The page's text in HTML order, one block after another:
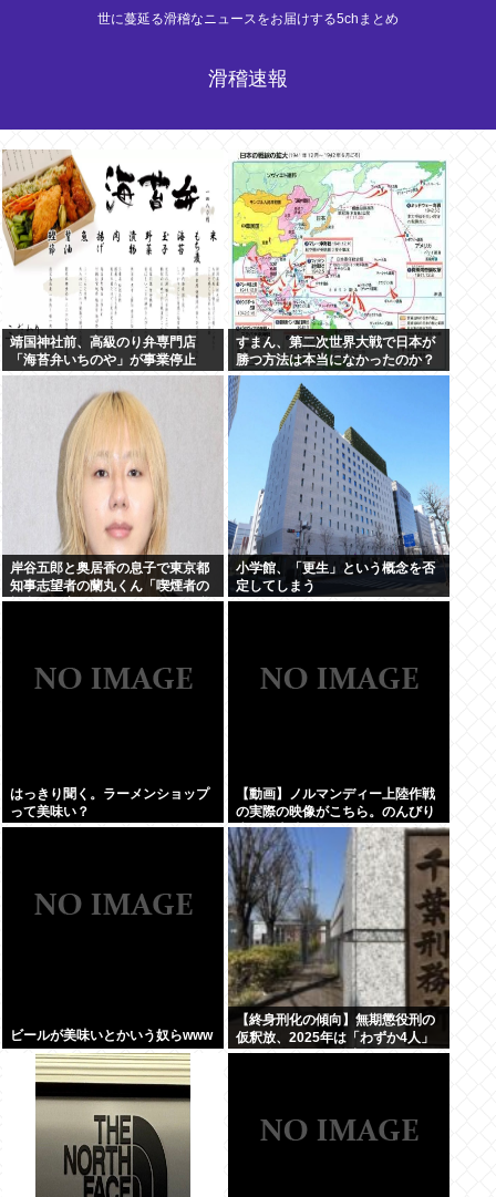
世に蔓延る滑稽なニュースをお届けする5chまとめ
滑稽速報
靖国神社前、高級のり弁専門店
「海苔弁いちのや」が事業停止
すまん、第二次世界大戦で日本が
勝つ方法は本当になかったのか？
岸谷五郎と奥居香の息子で東京都
知事志望者の蘭丸くん「喫煙者の
権利が侵害されてる。俺たちの税
小学館、「更生」という概念を否
定してしまう
はっきり聞く。ラーメンショップ
って美味い？
【動画】ノルマンディー上陸作戦
の実際の映像がこちら。のんびり
歩いて上陸してるんだがもしかし
てプライベートライアンって嘘？
ビールが美味いとかいう奴らwww
【終身刑化の傾向】無期懲役刑の
仮釈放、2025年は「わずか4人」
2024年は32人が獄中死